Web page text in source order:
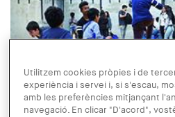
Utilitzem cookies pròpies i de
experiència i servei i, si s'escau,
amb les preferències mitjançant
navegació. En clicar "D'acord",